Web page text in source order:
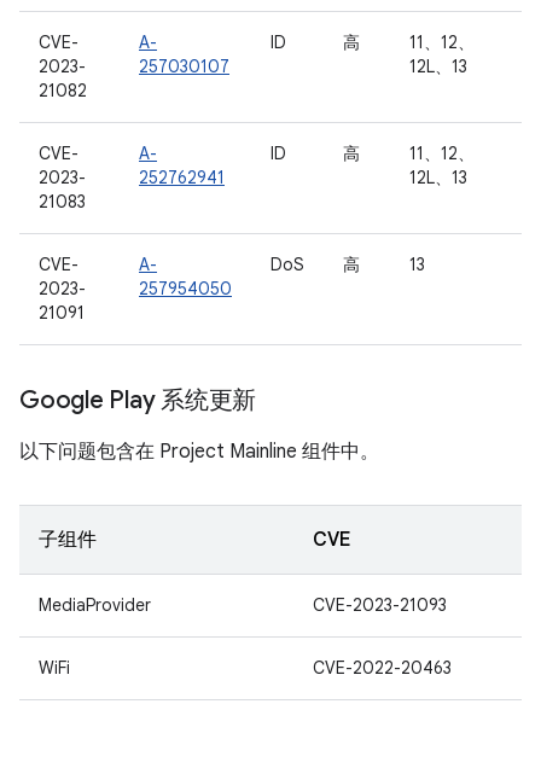
CVE-
2023-
21082
A-
257030107
ID 高
11、12、
12L、13
CVE-
2023-
21083
A-
252762941
ID 高
11、12、
12L、13
CVE-
2023-
21091
A-
257954050
DoS 高 13
Google Play 系统更新
以下问题包含在 Project Mainline 组件中。
子组件 CVE
MediaProvider CVE-2023-21093
WiFi CVE-2022-20463